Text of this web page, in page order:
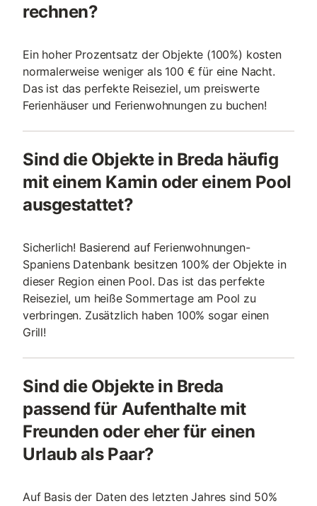
rechnen?
Ein hoher Prozentsatz der Objekte (100%) kosten
normalerweise weniger als 100 € für eine Nacht.
Das ist das perfekte Reiseziel, um preiswerte
Ferienhäuser und Ferienwohnungen zu buchen!
Sind die Objekte in Breda häufig
mit einem Kamin oder einem Pool
ausgestattet?
Sicherlich! Basierend auf Ferienwohnungen-
Spaniens Datenbank besitzen 100% der Objekte in
dieser Region einen Pool. Das ist das perfekte
Reiseziel, um heiße Sommertage am Pool zu
verbringen. Zusätzlich haben 100% sogar einen
Grill!
Sind die Objekte in Breda
passend für Aufenthalte mit
Freunden oder eher für einen
Urlaub als Paar?
Auf Basis der Daten des letzten Jahres sind 50%